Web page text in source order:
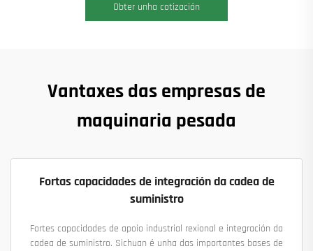
Obter unha cotización
Vantaxes das empresas de
maquinaria pesada
Fortas capacidades de integración da cadea de
suministro
Fortes capacidades de apoio industrial rexional e integración da
cadea de suministro. Sichuan é unha das importantes bases de